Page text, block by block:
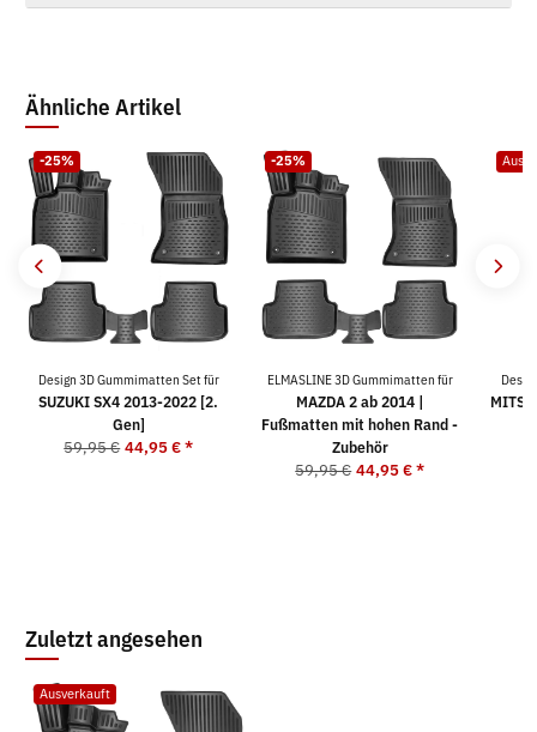
Ähnliche Artikel
-25%
Design 3D Gummimatten Set für
SUZUKI SX4 2013-2022 [2.
Gen]
59,95 € 44,95 €*
-25%
ELMASLINE 3D Gummimatten für
MAZDA 2 ab 2014 |
Fußmatten mit hohen Rand -
Zubehör
59,95 € 44,95 €*
Zuletzt angesehen
Ausverkauft